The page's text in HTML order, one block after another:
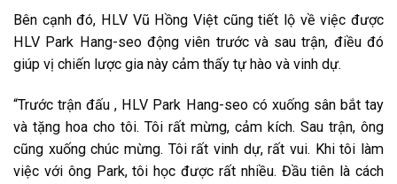
Bên cạnh đó, HLV Vũ Hồng Việt cũng tiết lộ về việc được
HLV Park Hang-seo động viên trước và sau trận, điều đó
giúp vị chiến lược gia này cảm thấy tự hào và vinh dự.
“Trước trận đấu , HLV Park Hang-seo có xuống sân bắt tay
và tặng hoa cho tôi. Tôi rất mừng, cảm kích. Sau trận, ông
cũng xuống chúc mừng. Tôi rất vinh dự, rất vui. Khi tôi làm
việc với ông Park, tôi học được rất nhiều. Đầu tiên là cách